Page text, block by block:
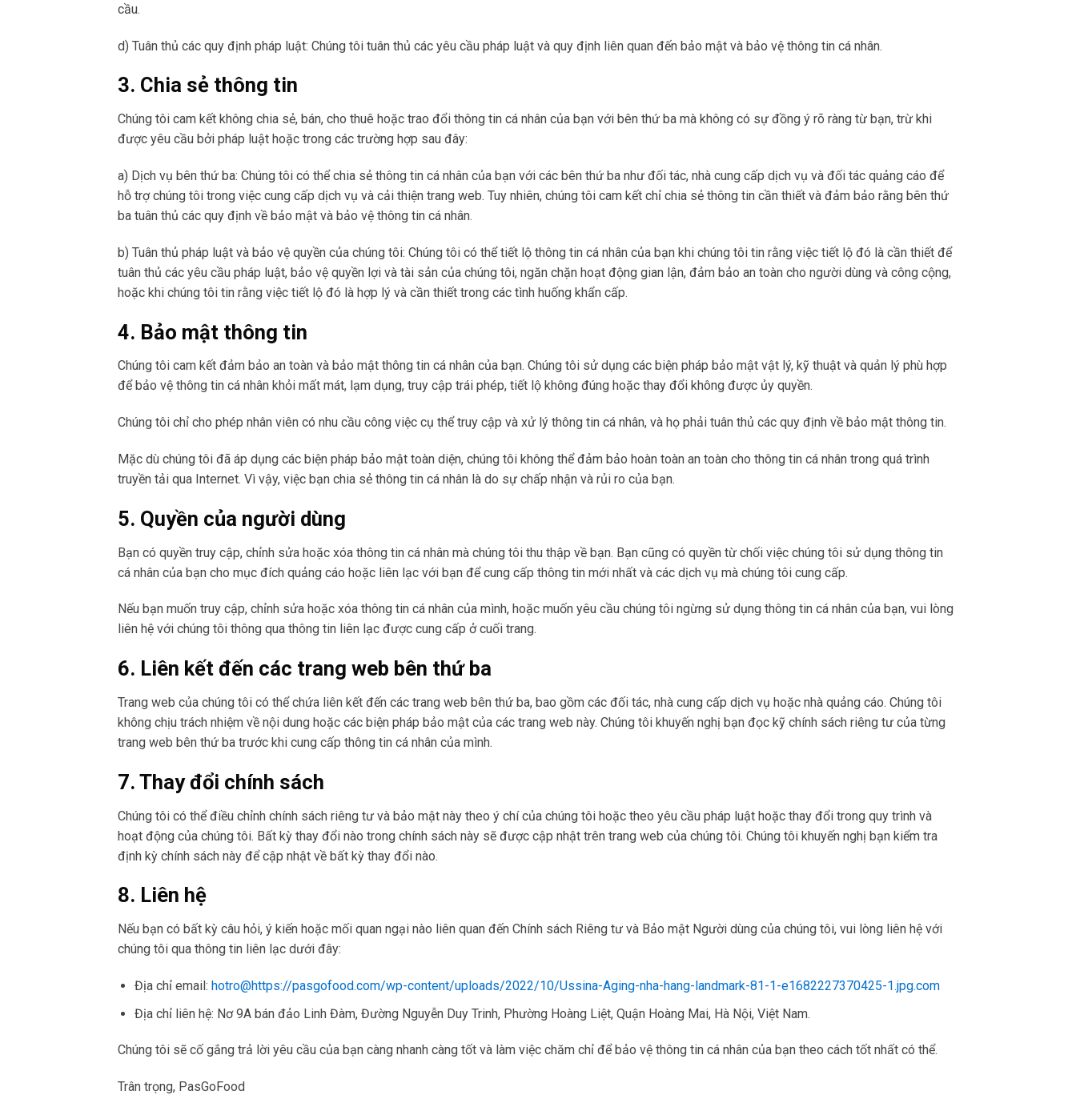
cầu.
d) Tuân thủ các quy định pháp luật: Chúng tôi tuân thủ các yêu cầu pháp luật và quy định liên quan đến bảo mật và bảo vệ thông tin cá nhân.
3. Chia sẻ thông tin
Chúng tôi cam kết không chia sẻ, bán, cho thuê hoặc trao đổi thông tin cá nhân của bạn với bên thứ ba mà không có sự đồng ý rõ ràng từ bạn, trừ khi
được yêu cầu bởi pháp luật hoặc trong các trường hợp sau đây:
a) Dịch vụ bên thứ ba: Chúng tôi có thể chia sẻ thông tin cá nhân của bạn với các bên thứ ba như đối tác, nhà cung cấp dịch vụ và đối tác quảng cáo để
hỗ trợ chúng tôi trong việc cung cấp dịch vụ và cải thiện trang web. Tuy nhiên, chúng tôi cam kết chỉ chia sẻ thông tin cần thiết và đảm bảo rằng bên thứ
ba tuân thủ các quy định về bảo mật và bảo vệ thông tin cá nhân.
b) Tuân thủ pháp luật và bảo vệ quyền của chúng tôi: Chúng tôi có thể tiết lộ thông tin cá nhân của bạn khi chúng tôi tin rằng việc tiết lộ đó là cần thiết để
tuân thủ các yêu cầu pháp luật, bảo vệ quyền lợi và tài sản của chúng tôi, ngăn chặn hoạt động gian lận, đảm bảo an toàn cho người dùng và công cộng,
hoặc khi chúng tôi tin rằng việc tiết lộ đó là hợp lý và cần thiết trong các tình huống khẩn cấp.
4. Bảo mật thông tin
Chúng tôi cam kết đảm bảo an toàn và bảo mật thông tin cá nhân của bạn. Chúng tôi sử dụng các biện pháp bảo mật vật lý, kỹ thuật và quản lý phù hợp
để bảo vệ thông tin cá nhân khỏi mất mát, lạm dụng, truy cập trái phép, tiết lộ không đúng hoặc thay đổi không được ủy quyền.
Chúng tôi chỉ cho phép nhân viên có nhu cầu công việc cụ thể truy cập và xử lý thông tin cá nhân, và họ phải tuân thủ các quy định về bảo mật thông tin.
Mặc dù chúng tôi đã áp dụng các biện pháp bảo mật toàn diện, chúng tôi không thể đảm bảo hoàn toàn an toàn cho thông tin cá nhân trong quá trình
truyền tải qua Internet. Vì vậy, việc bạn chia sẻ thông tin cá nhân là do sự chấp nhận và rủi ro của bạn.
5. Quyền của người dùng
Bạn có quyền truy cập, chỉnh sửa hoặc xóa thông tin cá nhân mà chúng tôi thu thập về bạn. Bạn cũng có quyền từ chối việc chúng tôi sử dụng thông tin
cá nhân của bạn cho mục đích quảng cáo hoặc liên lạc với bạn để cung cấp thông tin mới nhất và các dịch vụ mà chúng tôi cung cấp.
Nếu bạn muốn truy cập, chỉnh sửa hoặc xóa thông tin cá nhân của mình, hoặc muốn yêu cầu chúng tôi ngừng sử dụng thông tin cá nhân của bạn, vui lòng
liên hệ với chúng tôi thông qua thông tin liên lạc được cung cấp ở cuối trang.
6. Liên kết đến các trang web bên thứ ba
Trang web của chúng tôi có thể chứa liên kết đến các trang web bên thứ ba, bao gồm các đối tác, nhà cung cấp dịch vụ hoặc nhà quảng cáo. Chúng tôi
không chịu trách nhiệm về nội dung hoặc các biện pháp bảo mật của các trang web này. Chúng tôi khuyến nghị bạn đọc kỹ chính sách riêng tư của từng
trang web bên thứ ba trước khi cung cấp thông tin cá nhân của mình.
7. Thay đổi chính sách
Chúng tôi có thể điều chỉnh chính sách riêng tư và bảo mật này theo ý chí của chúng tôi hoặc theo yêu cầu pháp luật hoặc thay đổi trong quy trình và
hoạt động của chúng tôi. Bất kỳ thay đổi nào trong chính sách này sẽ được cập nhật trên trang web của chúng tôi. Chúng tôi khuyến nghị bạn kiểm tra
định kỳ chính sách này để cập nhật về bất kỳ thay đổi nào.
8. Liên hệ
Nếu bạn có bất kỳ câu hỏi, ý kiến hoặc mối quan ngại nào liên quan đến Chính sách Riêng tư và Bảo mật Người dùng của chúng tôi, vui lòng liên hệ với
chúng tôi qua thông tin liên lạc dưới đây:
Địa chỉ email: hotro@https://pasgofood.com/wp-content/uploads/2022/10/Ussina-Aging-nha-hang-landmark-81-1-e1682227370425-1.jpg.com
Địa chỉ liên hệ: Nơ 9A bán đảo Linh Đàm, Đường Nguyễn Duy Trinh, Phường Hoàng Liệt, Quận Hoàng Mai, Hà Nội, Việt Nam.
Chúng tôi sẽ cố gắng trả lời yêu cầu của bạn càng nhanh càng tốt và làm việc chăm chỉ để bảo vệ thông tin cá nhân của bạn theo cách tốt nhất có thể.
Trân trọng, PasGoFood